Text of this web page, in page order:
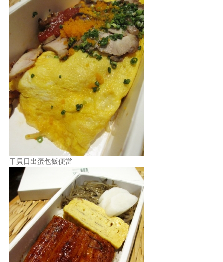
書房集
餐桌週記
享樂隨手拍
照相簿
影音區
創意出版服務
關於Yilan
個人著作
活動實況記錄
媒體報導一覽
合作與代言
干貝日出蛋包飯便當